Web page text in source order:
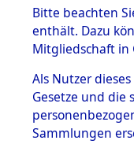
BESTÄNDE
1.
mente
5.
5.3
Bitte beachten
enthält. Dazu
Mitgliedschaft in
Als Nutzer
Gesetze und die
Sammlungen